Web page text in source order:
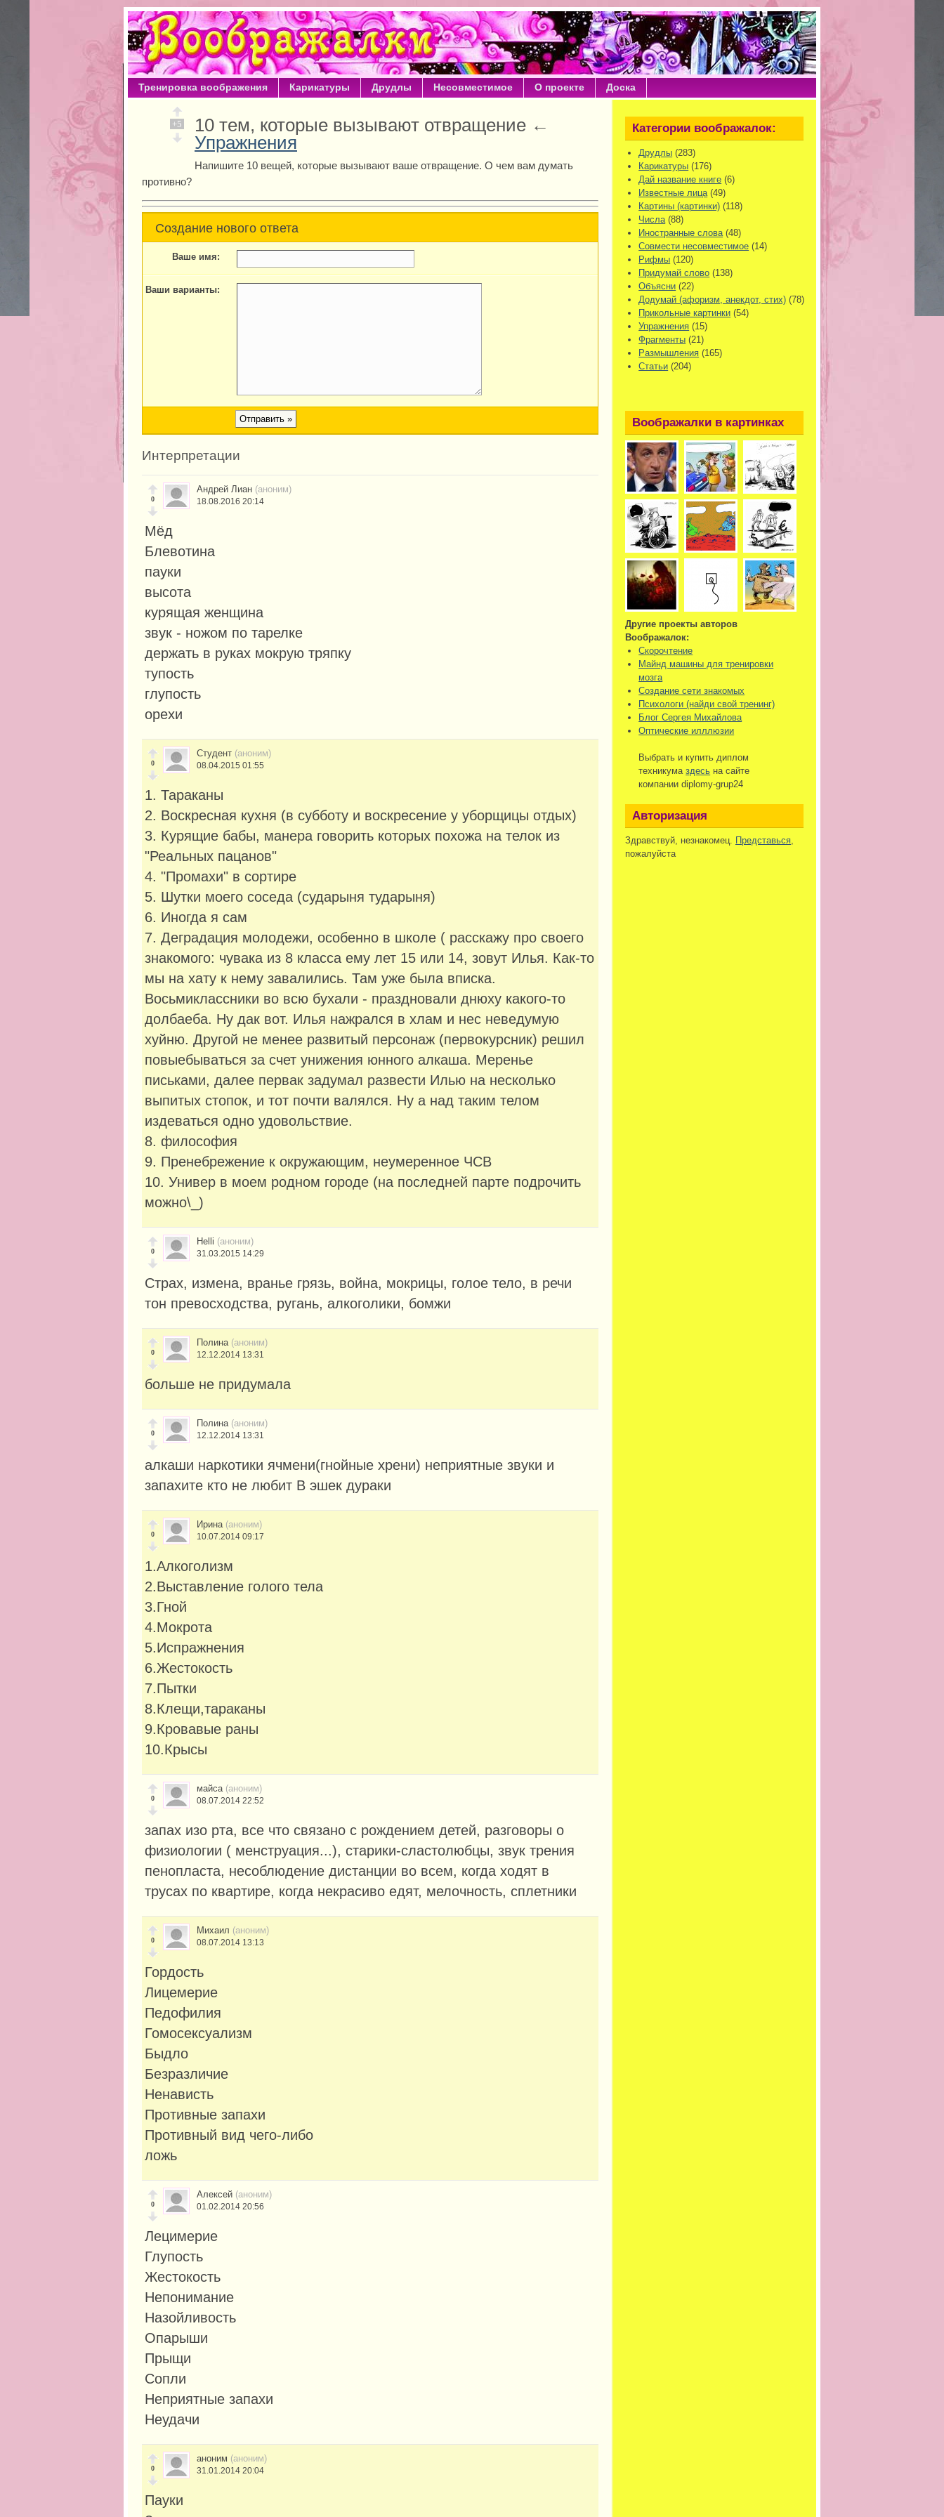
Тренировка воображения Карикатуры Друдлы Несовместимое О проекте Доска
+5
10 тем, которые вызывают отвращение ←
Упражнения
Напишите 10 вещей, которые вызывают ваше отвращение. О чем вам думать
противно?
Создание нового ответа
Ваше имя:
Ваши варианты:
Интерпретации
0
Андрей Лиан (аноним)
18.08.2016 20:14
Мёд
Блевотина
пауки
высота
курящая женщина
звук - ножом по тарелке
держать в руках мокрую тряпку
тупость
глупость
орехи
0
Студент (аноним)
08.04.2015 01:55
1. Тараканы
2. Воскресная кухня (в субботу и воскресение у уборщицы отдых)
3. Курящие бабы, манера говорить которых похожа на телок из
"Реальных пацанов"
4. "Промахи" в сортире
5. Шутки моего соседа (сударыня тударыня)
6. Иногда я сам
7. Деградация молодежи, особенно в школе ( расскажу про своего
знакомого: чувака из 8 класса ему лет 15 или 14, зовут Илья. Как-то
мы на хату к нему завалились. Там уже была вписка.
Восьмиклассники во всю бухали - праздновали днюху какого-то
долбаеба. Ну дак вот. Илья нажрался в хлам и нес неведумую
хуйню. Другой не менее развитый персонаж (первокурсник) решил
повыебываться за счет унижения юнного алкаша. Меренье
письками, далее первак задумал развести Илью на несколько
выпитых стопок, и тот почти валялся. Ну а над таким телом
издеваться одно удовольствие.
8. философия
9. Пренебрежение к окружающим, неумеренное ЧСВ
10. Универ в моем родном городе (на последней парте подрочить
можно\_)
0
Helli (аноним)
31.03.2015 14:29
Страх, измена, вранье грязь, война, мокрицы, голое тело, в речи
тон превосходства, ругань, алкоголики, бомжи
0
Полина (аноним)
12.12.2014 13:31
больше не придумала
0
Полина (аноним)
12.12.2014 13:31
алкаши наркотики ячмени(гнойные хрени) неприятные звуки и
запахите кто не любит В эшек дураки
0
Ирина (аноним)
10.07.2014 09:17
1.Алкоголизм
2.Выставление голого тела
3.Гной
4.Мокрота
5.Испражнения
6.Жестокость
7.Пытки
8.Клещи,тараканы
9.Кровавые раны
10.Крысы
0
майса (аноним)
08.07.2014 22:52
запах изо рта, все что связано с рождением детей, разговоры о
физиологии ( менструация...), старики-сластолюбцы, звук трения
пенопласта, несоблюдение дистанции во всем, когда ходят в
трусах по квартире, когда некрасиво едят, мелочность, сплетники
0
Михаил (аноним)
08.07.2014 13:13
Гордость
Лицемерие
Педофилия
Гомосексуализм
Быдло
Безразличие
Ненависть
Противные запахи
Противный вид чего-либо
ложь
0
Алексей (аноним)
01.02.2014 20:56
Лецимерие
Глупость
Жестокость
Непонимание
Назойливость
Опарыши
Прыщи
Сопли
Неприятные запахи
Неудачи
0
аноним (аноним)
31.01.2014 20:04
Пауки
Категории воображалок:
Друдлы (283)
Карикатуры (176)
Дай название книге (6)
Известные лица(49)
Картины (картинки) (118)
Числа(88)
Иностранные слова(48)
Совмести несовместимое (14)
Рифмы (120)
Придумай слово (138)
Объясни (22)
Додумай (афоризм, анекдот, стих) (78)
Прикольные картинки (54)
Упражнения (15)
Фрагменты (21)
Размышления (165)
Статьи (204)
Воображалки в картинках
Другие проекты авторов
Воображалок:
Скорочтение
Майнд машины для тренировки
мозга
Создание сети знакомых
Психологи (найди свой тренинг)
Блог Сергея Михайлова
Оптические илллюзии
Выбрать и купить диплом
техникумаздесь на сайте
компании diplomy-grup24
Авторизация
Здравствуй, незнакомец. Представься,
пожалуйста